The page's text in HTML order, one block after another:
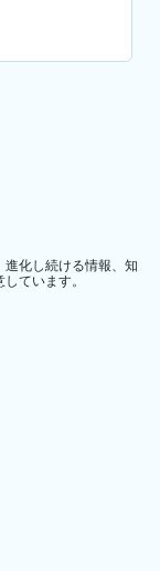
化し続ける情報、知
ています。